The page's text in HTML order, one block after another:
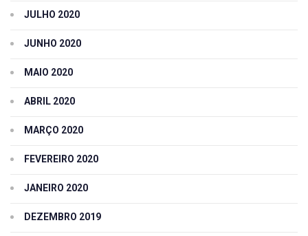
JULHO 2020
JUNHO 2020
MAIO 2020
ABRIL 2020
MARÇO 2020
FEVEREIRO 2020
JANEIRO 2020
DEZEMBRO 2019